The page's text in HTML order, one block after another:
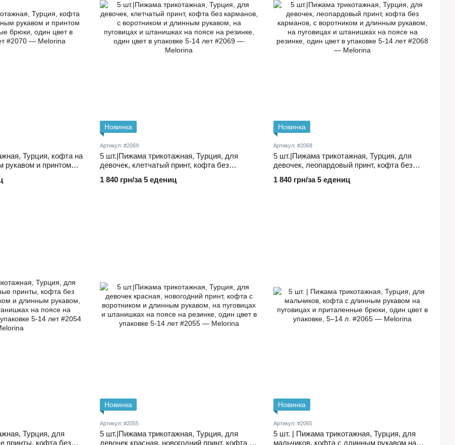
Турция, кофта на
рукавом и принтом
Новинка
Артикул: #2069
5 шт.|Пижама трикотажная, Турция, для
девочек, клетчатый принт, кофта без
на пуговицах и штанишках на поясе на
1 840 грн/за 5 едениц
Новинка
Артикул: #2068
5 шт.|Пижама трикотажная, Турция, для
девочек, леопардовый принт, кофта без
на пуговицах и штанишках на поясе на
1 840 грн/за 5 едениц
Турция, для
принты, кофта без
Новинка
Артикул: #2055
5 шт.|Пижама трикотажная, Турция, для
девочек красная, новогодний принт, кофта с
Новинка
Артикул: #2065
5 шт. | Пижама трикотажная, Турция, для
мальчиков, кофта с длинным рукавом на